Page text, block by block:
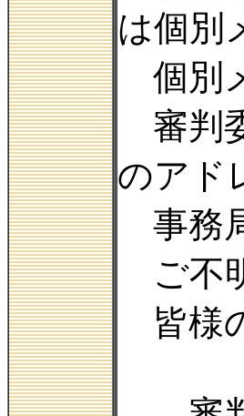
は個別
個別
審判
のアド
事務
ご不
皆様